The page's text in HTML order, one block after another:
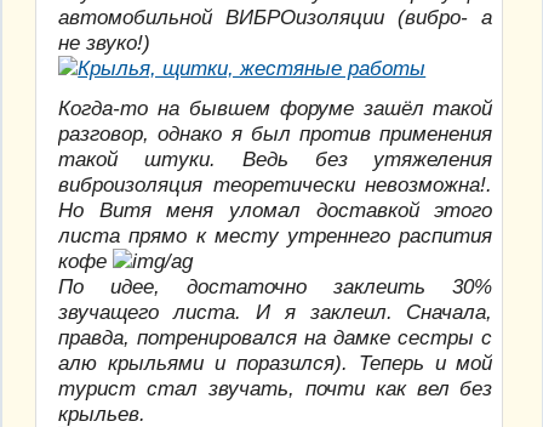
автомобильной ВИБРОизоляции (вибро- а
не звуко!)
Когда-то на бывшем форуме зашёл такой
разговор, однако я был против применения
такой штуки. Ведь без утяжеления
виброизоляция теоретически невозможна!.
Но Витя меня уломал доставкой этого
листа прямо к месту утреннего распития
кофе
По идее, достаточно заклеить 30%
звучащего листа. И я заклеил. Сначала,
правда, потренировался на дамке сестры с
алю крыльями и поразился). Теперь и мой
турист стал звучать, почти как вел без
крыльев.